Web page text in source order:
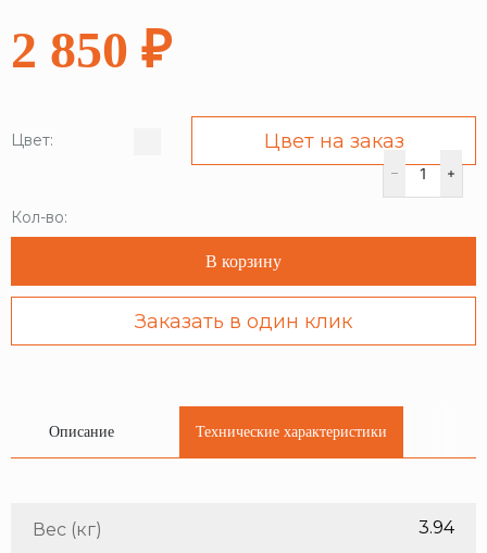
2 850 ₽
Цвет: Цвет на заказ
Кол-во:
В корзину
Заказать в один клик
Описание Технические характеристики
Вес (кг) 3.94